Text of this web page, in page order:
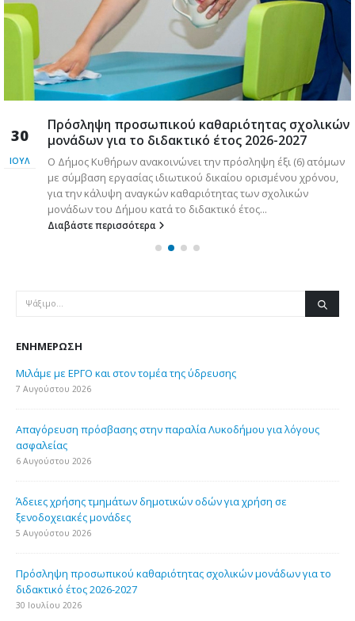
30
ΙΟΎΛ
Πρόσληψη προσωπικού καθαριότητας σχολικών
μονάδων για το διδακτικό έτος 2026-2027
Ο Δήμος Κυθήρων ανακοινώνει την πρόσληψη έξι (6) ατόμων
με σύμβαση εργασίας ιδιωτικού δικαίου ορισμένου χρόνου,
για την κάλυψη αναγκών καθαριότητας των σχολικών
μονάδων του Δήμου κατά το διδακτικό έτος...
Διαβάστε περισσότερα
ΕΝΗΜΈΡΩΣΗ
Μιλάμε με ΕΡΓΟ και στον τομέα της ύδρευσης
7 Αυγούστου 2026
Απαγόρευση πρόσβασης στην παραλία Λυκοδήμου για λόγους
ασφαλείας
6 Αυγούστου 2026
Άδειες χρήσης τμημάτων δημοτικών οδών για χρήση σε
ξενοδοχειακές μονάδες
5 Αυγούστου 2026
Πρόσληψη προσωπικού καθαριότητας σχολικών μονάδων για το
διδακτικό έτος 2026-2027
30 Ιουλίου 2026